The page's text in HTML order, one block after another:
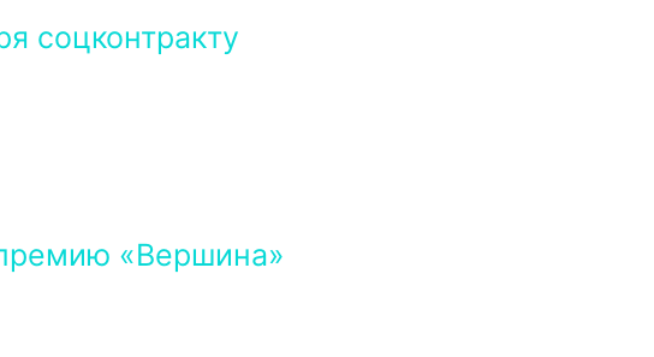
соцконтракту
«Вершина»